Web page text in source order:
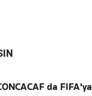
da FIFA'ya